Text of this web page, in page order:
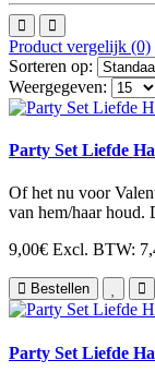
Product vergelijk (0)
Sorteren op:
Weergegeven:
Party Set Liefde
Of het nu voor
van hem/haar houd.
9,00€ Excl. BTW:
Bestellen
Party Set Liefde